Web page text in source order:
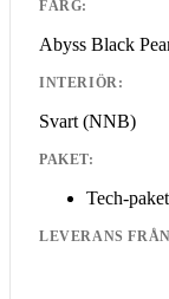
FÄRG:
Abyss Black
INTERIÖR:
Svart (NNB)
PAKET:
Tech-paket
LEVERANS